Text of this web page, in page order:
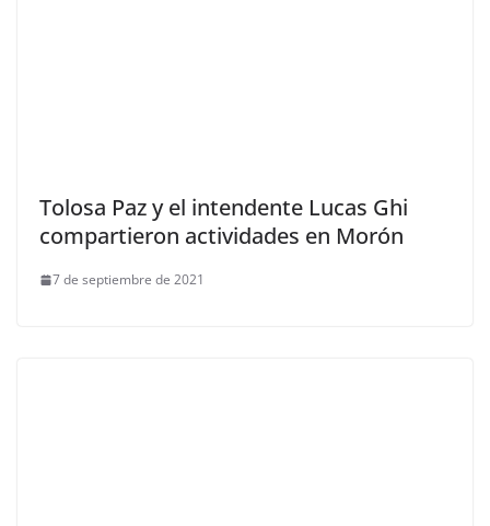
Tolosa Paz y el intendente Lucas Ghi
compartieron actividades en Morón
7 de septiembre de 2021